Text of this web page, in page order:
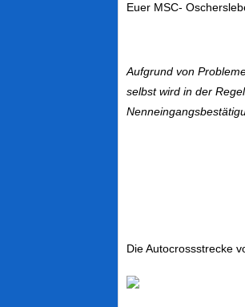
Euer MSC-
Aufgrund von
selbst wird in der
Die Autocrossstrecke